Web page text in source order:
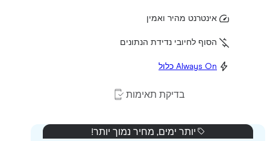
אינטרנט מהיר ואמין
הסוף לחיובי נדידת הנתונים
Always On כלול
בדיקת תאימות
יותר ימים, מחיר נמוך יותר!